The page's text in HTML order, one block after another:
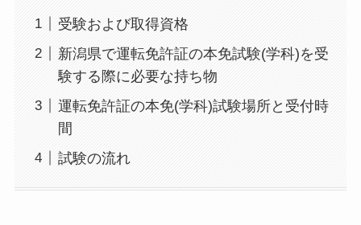
受験および取得資格
新潟県で運転免許証の本免試験(学科)を受
験する際に必要な持ち物
運転免許証の本免(学科)試験場所と受付時
間
試験の流れ